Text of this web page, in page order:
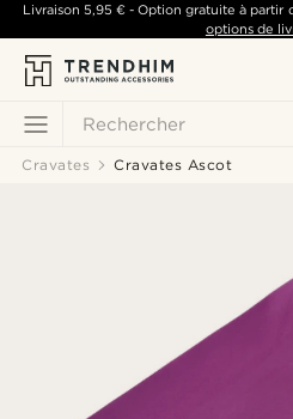
Rechercher
Livraison 5,95 €- Option gratuite à partir
options de
Cravates Cravates Ascot